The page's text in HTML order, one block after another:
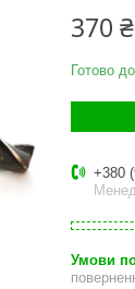
370 ₴
Готово
+380